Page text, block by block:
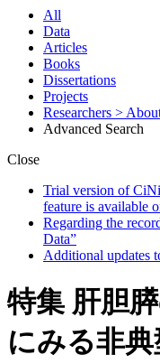
All
Data
Articles
Books
Dissertations
Projects
Researchers >
Advanced Search
Close
Trial version of
feature is available
Regarding the
Data”
Additional updates
特集 肝胆
にみる非